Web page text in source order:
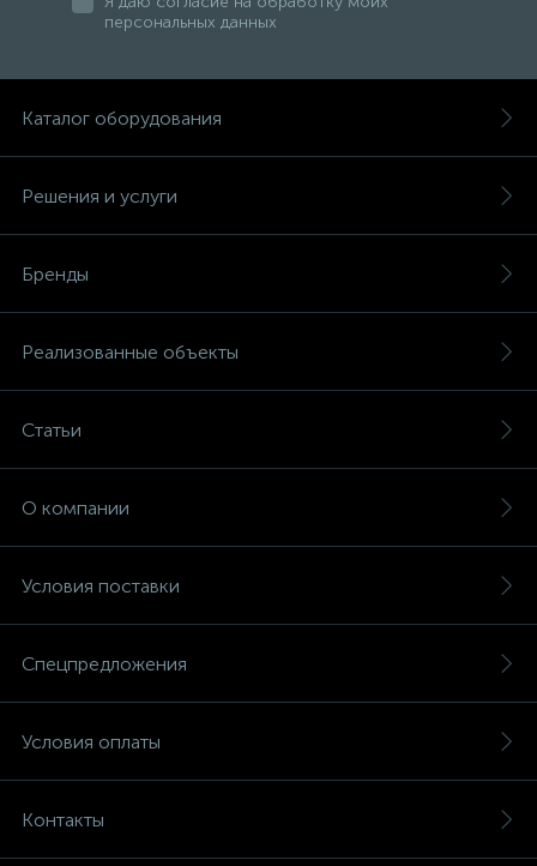
персональных данных
Каталог оборудования
Решения и услуги
Бренды
Реализованные объекты
Статьи
О компании
Условия поставки
Спецпредложения
Условия оплаты
Контакты